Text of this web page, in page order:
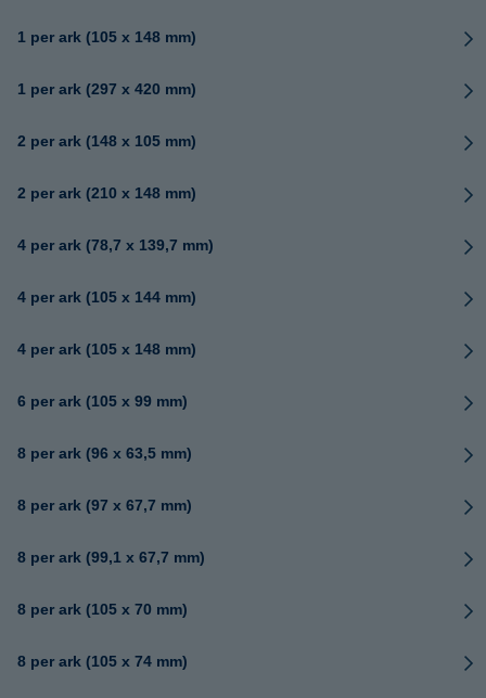
1 per ark (105 x 148 mm)
1 per ark (297 x 420 mm)
2 per ark (148 x 105 mm)
2 per ark (210 x 148 mm)
4 per ark (78,7 x 139,7 mm)
4 per ark (105 x 144 mm)
4 per ark (105 x 148 mm)
6 per ark (105 x 99 mm)
8 per ark (96 x 63,5 mm)
8 per ark (97 x 67,7 mm)
8 per ark (99,1 x 67,7 mm)
8 per ark (105 x 70 mm)
8 per ark (105 x 74 mm)